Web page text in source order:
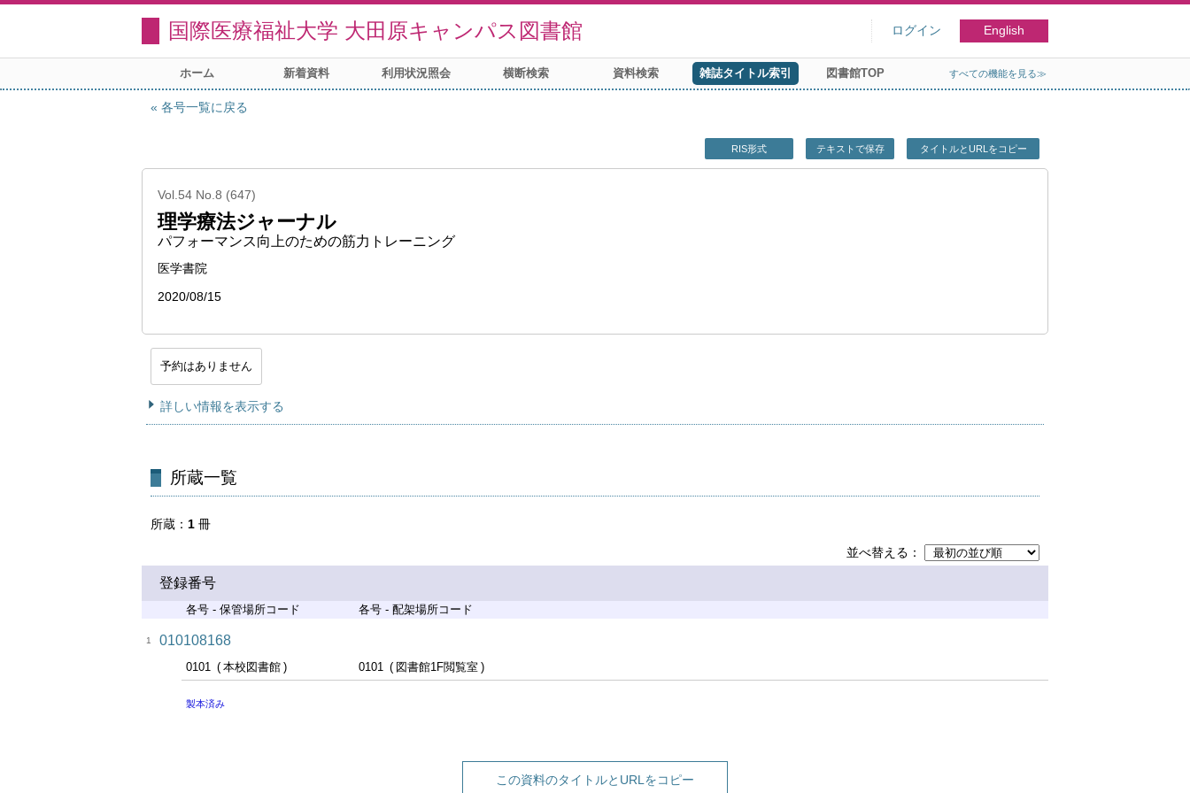
国際医療福祉大学 大田原キャンパス図書館 ログイン English
ホーム 新着資料 利用状況照会 横断検索 資料検索 雑誌タイトル索引 図書館TOP すべての機能を見る≫
各号一覧に戻る
RIS形式 テキストで保存 タイトルとURLをコピー
Vol.54 No.8 (647)
理学療法ジャーナル
パフォーマンス向上のための筋力トレーニング
医学書院
2020/08/15
予約はありません
詳しい情報を表示する
所蔵一覧
所蔵 1 冊
並べ替える
登録番号
各号 - 保管場所コード 各号 - 配架場所コード
1 010108168
0101 本校図書館 0101 図書館1F閲覧室
製本済み
この資料のタイトルとURLをコピー